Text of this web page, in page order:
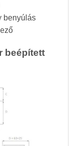
benyúlás
beépített